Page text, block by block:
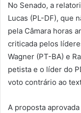
No Senado, a
Lucas (PL-DF), que
pela Câmara horas
criticada pelos
Wagner (PT-BA) e
petista e o líder do
voto contrário ao
A proposta